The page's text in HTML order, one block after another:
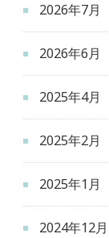
2026年7月
2026年6月
2025年4月
2025年2月
2025年1月
2024年12月